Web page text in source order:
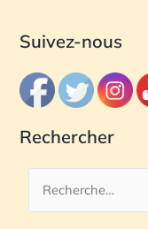
Suivez-nous
Rechercher